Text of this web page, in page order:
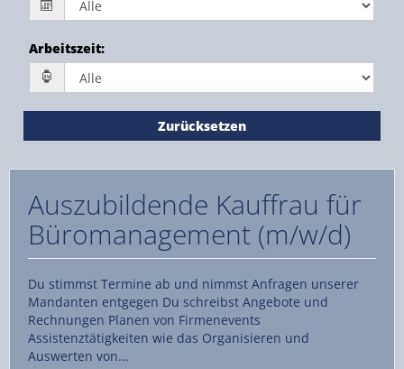
Arbeitszeit:
Zurücksetzen
Auszubildende Kauffrau für
Büromanagement (m/w/d)
Du stimmst Termine ab und nimmst Anfragen unserer
Mandanten entgegen Du schreibst Angebote und
Rechnungen Planen von Firmenevents
Assistenztätigkeiten wie das Organisieren und
Auswerten von...